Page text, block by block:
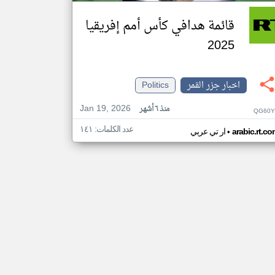
قائمة هدافي كأس أمم إفريقيا
2025
اخبار جزر القمر
Politics
Jan 19, 2026
منذ ٦ أشهر
ار تي عربي• عدد الكلمات: ١٤١